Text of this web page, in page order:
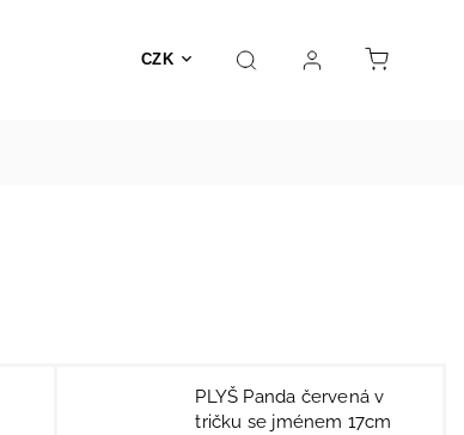
CZK
Hračky Prodejna Kontakt
PLYŠ Panda červená v
tričku se jménem 17cm